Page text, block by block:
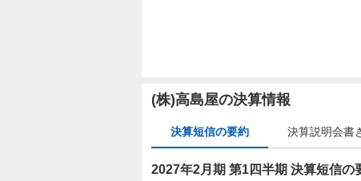
(株)高島屋の決算情報
決算短信の要約 決算説明会書
2027年2月期 第1四半期 決算短信の